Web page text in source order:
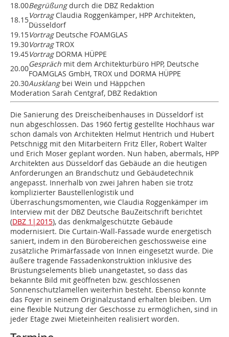
18.00Begrüßungdurch die DBZ Redaktion
18.15VortragClaudia Roggenkämper, HPP Architekten,
Düsseldorf
19.15VortragDeutsche FOAMGLAS
19.30VortragTROX
19.45Vortrag DORMA HÜPPE
20.00Gespräch mit dem Architekturbüro HPP, Deutsche
FOAMGLAS GmbH, TROX und DORMA HÜPPE
20.30Ausklang bei Wein und Häppchen
Moderation Sarah Centgraf, DBZ Redaktion
Die Sanierung des Dreischeibenhauses in Düsseldorf ist
nun abgeschlossen. Das 1960 fertig gestellte Hochhaus war
schon damals von Architekten Helmut Hentrich und Hubert
Petschnigg mit den Mitarbeitern Fritz Eller, Robert Walter
und Erich Moser geplant worden. Nun haben, abermals, HPP
Architekten aus Düsseldorf das Gebäude an die heutigen
Anforderungen an Brandschutz und Gebäudetechnik
angepasst. Innerhalb von zwei Jahren haben sie trotz
komplizierter Baustellenlogistik und
Überraschungsmomenten, wie Claudia Roggenkämper im
Interview mit der DBZ Deutsche BauZeitschrift berichtet
(DBZ 1|2015), das denkmalgeschützte Gebäude
modernisiert. Die Curtain-Wall-Fassade wurde energetisch
saniert, indem in den Bürobereichen geschossweise eine
zusätzliche Primärfassade von Innen eingesetzt wurde. Die
äußere tragende Fassadenkonstruktion inklusive des
Brüstungselements blieb unangetastet, so dass das
bekannte Bild mit geöffneten bzw. geschlossenen
Sonnenschutzlamellen weiterhin besteht. Ebenso konnte
das Foyer in seinem Originalzustand erhalten bleiben. Um
eine flexible Nutzung der Geschosse zu ermöglichen, sind in
jeder Etage zwei Mieteinheiten realisiert worden.